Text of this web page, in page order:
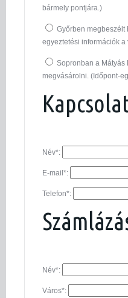
bármely pontjára.)
Győrben megbeszélt
egyeztetési információk
Sopronban a Mátyás
megvásárolni. (Időpont-
Név*:
E-mail*:
Telefon*:
Név*:
Város*: